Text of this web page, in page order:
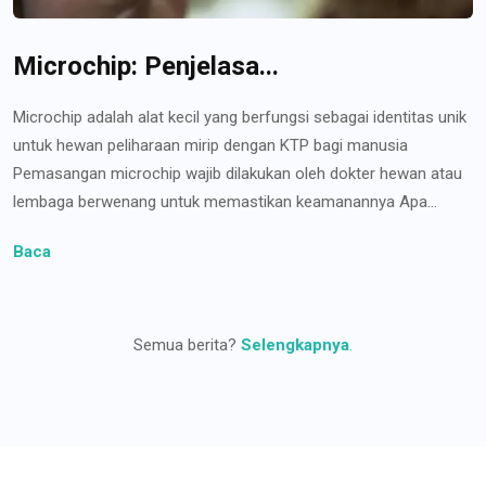
Microchip: Penjelasa...
Microchip adalah alat kecil yang berfungsi sebagai identitas unik
untuk hewan peliharaan mirip dengan KTP bagi manusia
Pemasangan microchip wajib dilakukan oleh dokter hewan atau
lembaga berwenang untuk memastikan keamanannya Apa...
Baca
Semua berita? Selengkapnya